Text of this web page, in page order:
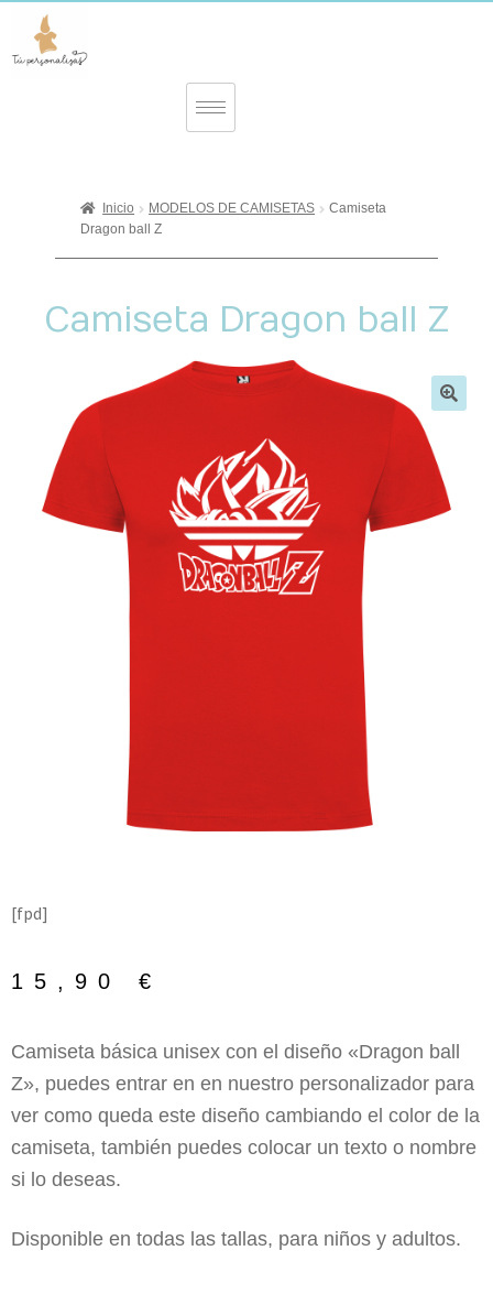
Inicio MODELOS DE CAMISETAS
Camiseta
Dragon ball Z
Camiseta Dragon ball Z
[fpd]
15,90 €
Camiseta básica unisex con el diseño «Dragon ball
Z», puedes entrar en en nuestro personalizador para
ver como queda este diseño cambiando el color de la
camiseta, también puedes colocar un texto o nombre
si lo deseas.
Disponible en todas las tallas, para niños y adultos.